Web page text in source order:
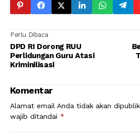
Perlu Dibaca
DPD RI Dorong RUU
Perlidungan Guru Atasi
Kriminilisasi
Komentar
Alamat email Anda tidak akan
wajib ditandai *